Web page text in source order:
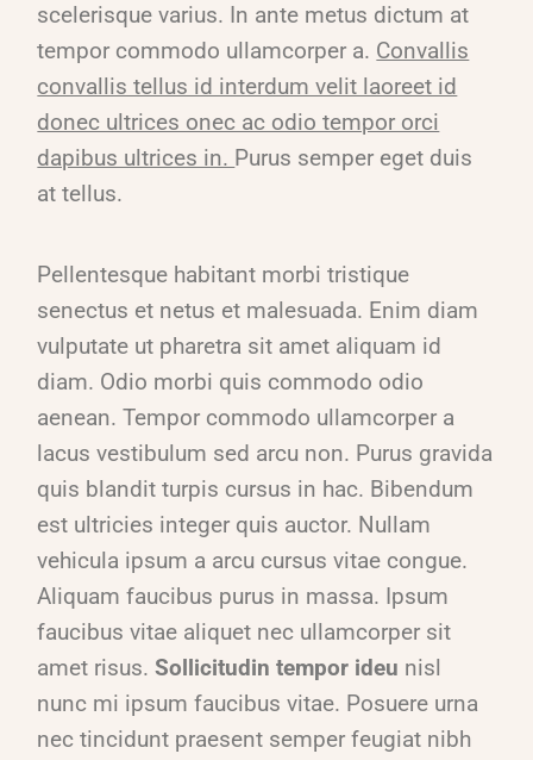
scelerisque varius. In ante metus dictum at
tempor commodo ullamcorper a. Convallis
convallis tellus id interdum velit laoreet id
donec ultrices onec ac odio tempor orci
dapibus ultrices in. Purus semper eget duis
at tellus.
Pellentesque habitant morbi tristique
senectus et netus et malesuada. Enim diam
vulputate ut pharetra sit amet aliquam id
diam. Odio morbi quis commodo odio
aenean. Tempor commodo ullamcorper a
lacus vestibulum sed arcu non. Purus gravida
quis blandit turpis cursus in hac. Bibendum
est ultricies integer quis auctor. Nullam
vehicula ipsum a arcu cursus vitae congue.
Aliquam faucibus purus in massa. Ipsum
faucibus vitae aliquet nec ullamcorper sit
amet risus.Sollicitudin tempor ideu nisl
nunc mi ipsum faucibus vitae. Posuere urna
nec tincidunt praesent semper feugiat nibh